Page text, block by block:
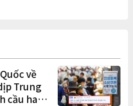
về
Trung
cầu hay